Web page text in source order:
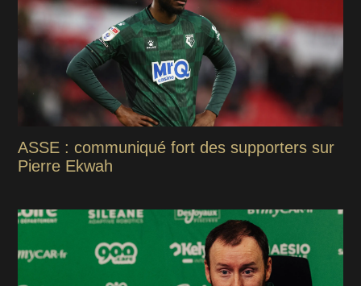
ASSE : communiqué fort des supporters sur
Pierre Ekwah